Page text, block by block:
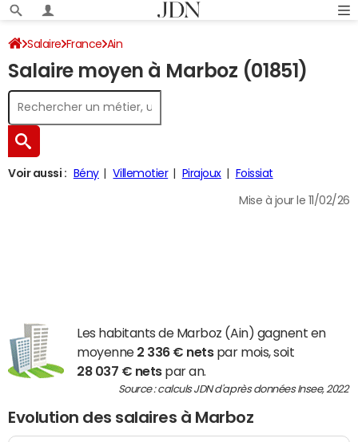
Salaire France Ain
Salaire moyen à Marboz (01851)
Voir aussi : Bény Villemotier Pirajoux Foissiat
Mise à jour le 11/02/26
Les habitants de Marboz (Ain) gagnent en
moyenne 2 336 € netspar mois, soit
28 037 € netspar an.
Source : calculs JDN d'après données Insee, 2022
Evolution des salaires à Marboz